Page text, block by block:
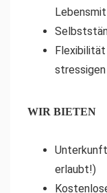
WIR BIETEN
erlaubt!)